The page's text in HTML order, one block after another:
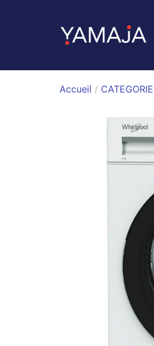
Accueil / CATEGORIE